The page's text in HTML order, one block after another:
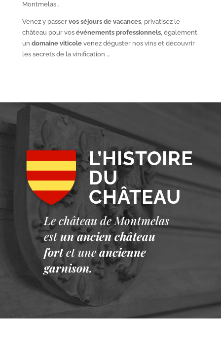
Montmelas .
Venez y passer vos séjours de vacances, privatisez le
château pour vos événements professionnels, également
un domaine viticolevenez déguster nos vins et découvrir
les secrets de la vinification …
L’HISTOIRE
DU
CHÂTEAU
Le château de Montmelas
est un ancien château
fort et une ancienne
garnison.